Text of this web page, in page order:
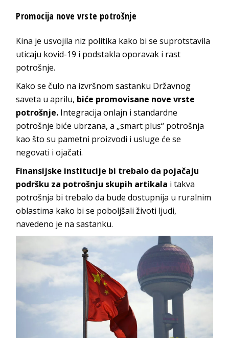
Promocija nove vrste potrošnje
Kina je usvojila niz politika kako bi se suprotstavila
uticaju kovid-19 i podstakla oporavak i rast
potrošnje.
Kako se čulo na izvršnom sastanku Državnog
saveta u aprilu, biće promovisane nove vrste
potrošnje. Integracija onlajn i standardne
potrošnje biće ubrzana, a „smart plus“ potrošnja
kao što su pametni proizvodi i usluge će se
negovati i ojačati.
Finansijske institucije bi trebalo da pojačaju
podršku za potrošnju skupih artikala i takva
potrošnja bi trebalo da bude dostupnija u ruralnim
oblastima kako bi se poboljšali životi ljudi,
navedeno je na sastanku.